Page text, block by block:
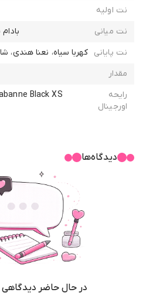
شده تا تجربه‌ای لوکس اما قابل‌دسترس
عطر ادکلن پاکورابان بلک ایکس اس جانوین
یکنواخت و تکراری بوهای رایج جدا کنی.
متفاوت و خاص رو وارد استایلت کنی، این
رایحه ادکلن پاکورابان بلک ایکس اس
اسپری، توجه همه رو به خودش جلب می‌کنه
می‌مونه. بنابراین، اگر به‌دنبال عطری
کنه و رد بویی پرقدرت ازت به جا بذاره، این
در نتیجه، این عطر برای لحظاتی طراحی شده
بدون اینکه لازم باشه زیاد حرف بزنی.
شجاعت انتخاب متفاوت دارن، از تکرار
نیمه‌رسمی و شبانه عالیه و به‌راحتی با
نت اولیه
نت میانی
نت پایانی کهربا سیاه، نعنا هندی،
مقدار
رایحه
اورجینال
دیدگاه‌ها
در حال حاضر